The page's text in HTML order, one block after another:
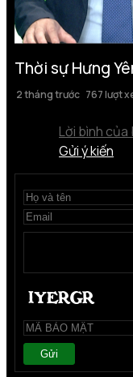
Thời sự Hưng
2 tháng trước 767 lượt
Lời bình của
Gửi ý kiến
Gửi